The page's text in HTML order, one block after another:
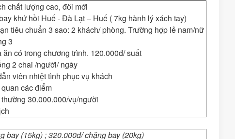
chất lượng cao, đời mới
khứ hồi Huế - Đà Lạt – Huế ( 7kg hành lý xách tay)
tiêu chuẩn 3 sao: 2 khách/ phòng. Trường hợp lẻ nam/nữ
3
ăn có trong chương trình. 120.000đ/ suất
2 chai /người/ ngày
viên nhiệt tình phục vụ khách
các điểm
30.000.000/vụ/người
bay (15kg) ;320.000đ/ chặng bay (20kg)